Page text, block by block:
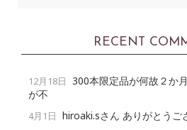
RECENT
12月18日 300本限定品が何故２か
が不
4月1日 hiroaki.sさん ありがとうご